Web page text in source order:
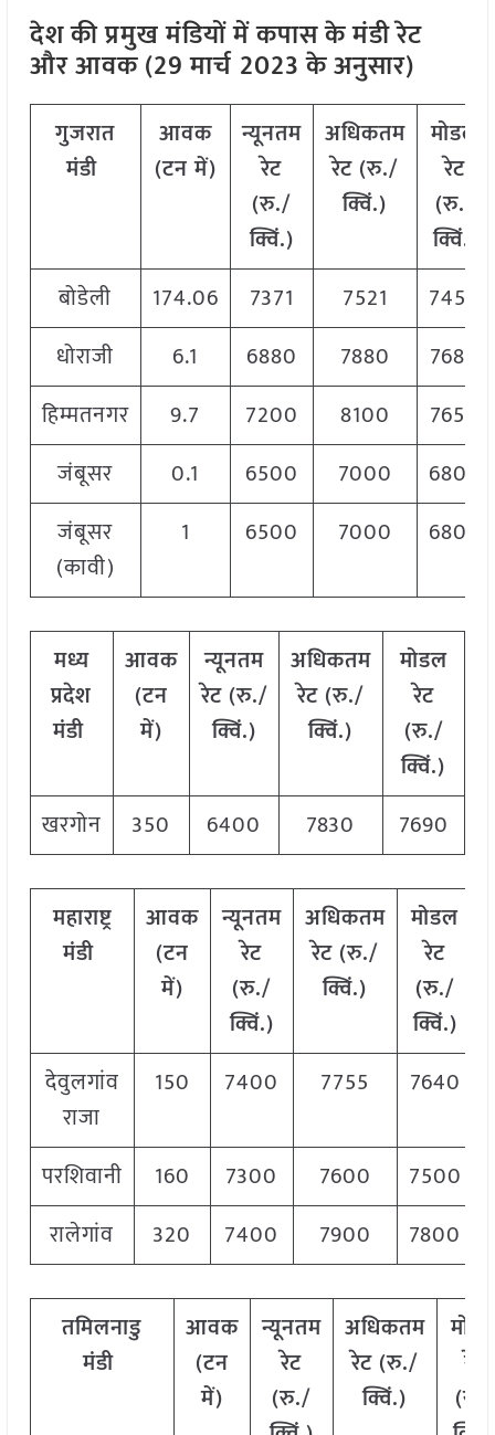
देश की प्रमुख मंडियों में कपास के मंडी रेट
और आवक (29 मार्च 2023 के अनुसार)
गुजरात
मंडी
आवक
(टन में)
न्यूनतम
रेट
(रु./
क्विं.)
अधिकतम
रेट (रु./
क्विं.)
मोडल
रेट
(रु./
क्विं.)
बोडेली
174.06 7371 7521
7450
धोराजी
6.1 6880 7880
7680
हिम्मतनगर
9.7 7200 8100
7650
जंबूसर
0.1 6500 7000
6800
जंबूसर
(कावी)
1 6500 7000 6800
मध्य
प्रदेश
मंडी
आवक
(टन
में)
न्यूनतम
रेट (रु./
क्विं.)
अधिकतम
रेट (रु./
क्विं.)
मोडल
रेट
(रु./
क्विं.)
खरगोन
350 6400 7830 7690
महाराष्ट्र
मंडी
आवक
(टन
में)
न्यूनतम
रेट
(रु./
क्विं.)
अधिकतम
रेट (रु./
क्विं.)
मोडल
रेट
(रु./
क्विं.)
देवुलगांव
राजा
150 7400 7755 7640
परशिवानी 160 7300 7600
7500
रालेगांव
320 7400 7900 7800
तमिलनाडु
मंडी
आवक
(टन
में)
न्यूनतम
रेट
(रु./
अधिकतम
रेट (रु./
क्विं.)
रेट
(रु./